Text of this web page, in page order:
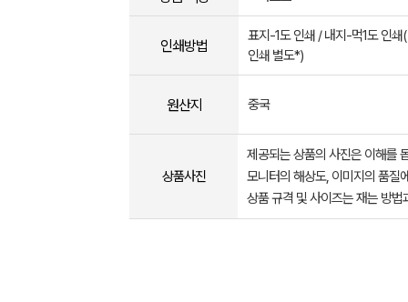
인쇄방법
표지-1도 인쇄 / 내지-먹1도 인쇄
인쇄 별도*)
원산지 중국
상품사진
제공되는 상품의 사진은 이해를
모니터의 해상도, 이미지의 품질
상품 규격 및 사이즈는 재는 방